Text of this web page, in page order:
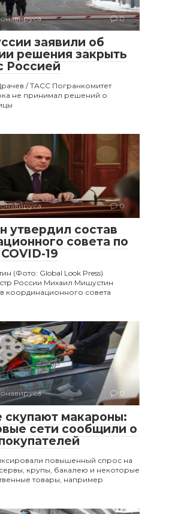
0
заявили об
решения закрыть
Россией
/ ТАСС Погранкомитет
не принимал решений о
0
утвердил состав
совета по
19
(Фото: Global Look Press)
России Михаил Мишустин
координационного совета
0
скупают макароны:
сети сообщили о
повышенный спрос на
крупы, бакалею и некоторые
товары, например